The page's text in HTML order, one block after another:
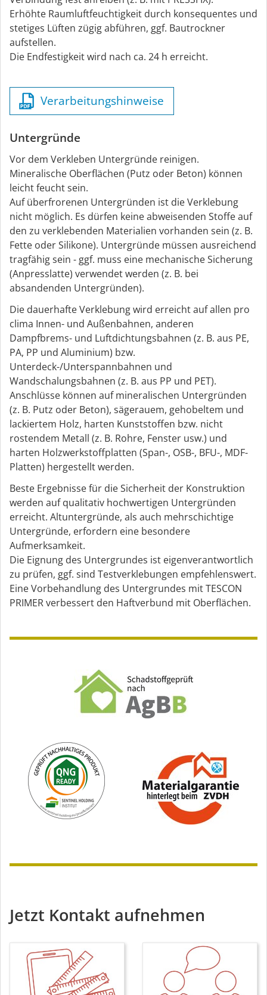
Erhöhte Raumluftfeuchtigkeit durch konsequentes und
stetiges Lüften zügig abführen, ggf. Bautrockner
aufstellen.
Die Endfestigkeit wird nach ca. 24 h erreicht.
Verarbeitungshinweise
Untergründe
Vor dem Verkleben Untergründe reinigen.
Mineralische Oberflächen (Putz oder Beton) können
leicht feucht sein.
Auf überfrorenen Untergründen ist die Verklebung
nicht möglich. Es dürfen keine abweisenden Stoffe auf
den zu verklebenden Materialien vorhanden sein (z. B.
Fette oder Silikone). Untergründe müssen ausreichend
tragfähig sein - ggf. muss eine mechanische Sicherung
(Anpresslatte) verwendet werden (z. B. bei
absandenden Untergründen).
Die dauerhafte Verklebung wird erreicht auf allen pro
clima Innen- und Außenbahnen, anderen
Dampfbrems- und Luftdichtungsbahnen (z. B. aus PE,
PA, PP und Aluminium) bzw.
Unterdeck-/Unterspannbahnen und
Wandschalungsbahnen (z. B. aus PP und PET).
Anschlüsse können auf mineralischen Untergründen
(z. B. Putz oder Beton), sägerauem, gehobeltem und
lackiertem Holz, harten Kunststoffen bzw. nicht
rostendem Metall (z. B. Rohre, Fenster usw.) und
harten Holzwerkstoffplatten (Span-, OSB-, BFU-, MDF-
Platten) hergestellt werden.
Beste Ergebnisse für die Sicherheit der Konstruktion
werden auf qualitativ hochwertigen Untergründen
erreicht. Altuntergründe, als auch mehrschichtige
Untergründe, erfordern eine besondere
Aufmerksamkeit.
Die Eignung des Untergrundes ist eigenverantwortlich
zu prüfen, ggf. sind Testverklebungen empfehlenswert.
Eine Vorbehandlung des Untergrundes mit TESCON
PRIMER verbessert den Haftverbund mit Oberflächen.
Jetzt Kontakt aufnehmen